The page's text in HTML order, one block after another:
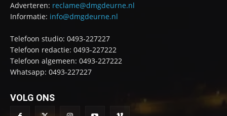
Adverteren: reclame@dmgdeurne.nl
Informatie: info@dmgdeurne.nl
Telefoon studio: 0493-227227
Telefoon redactie: 0493-227222
Telefoon algemeen: 0493-227222
Whatsapp: 0493-227227
VOLG ONS